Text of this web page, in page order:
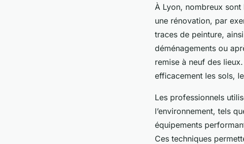
À Lyon, nombreux
une rénovation, par
traces de peinture,
déménagements ou
remise à neuf des
efficacement les sols,
Les professionnels
l’environnement, tels
équipements
Ces techniques